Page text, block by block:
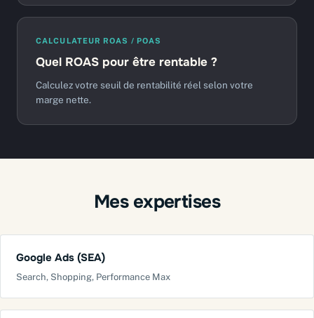
CALCULATEUR ROAS / POAS
Quel ROAS pour être rentable ?
Calculez votre seuil de rentabilité réel selon votre
marge nette.
Mes expertises
Google Ads (SEA)
Search, Shopping, Performance Max